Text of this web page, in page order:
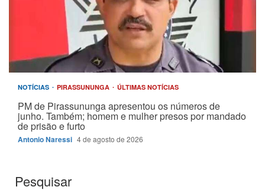
NOTÍCIAS PIRASSUNUNGA ÚLTIMAS NOTÍCIAS
PM de Pirassununga apresentou os números de
junho. Também; homem e mulher presos por mandado
de prisão e furto
Antonio Naressi 4 de agosto de 2026
Pesquisar